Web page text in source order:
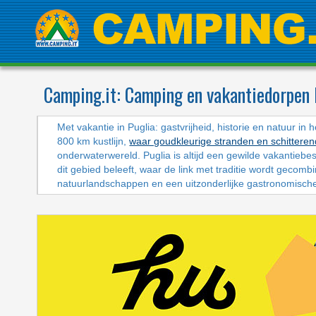
Camping.it: Camping en
Met vakantie in Puglia: gastvrijheid, historie en natuur in
800 km kustlijn,waar goudkleurige stranden en
onderwaterwereld. Puglia is altijd een gewilde
dit gebied beleeft, waar de link met traditie wordt
natuurlandschappen en een uitzonderlijke